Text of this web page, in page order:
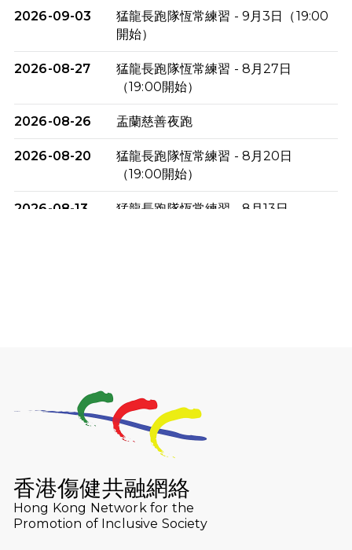
2026-09-03
猛龍長跑隊恆常練習 - 9月3日（19:00
開始）
2026-08-27
猛龍長跑隊恆常練習 - 8月27日
（19:00開始）
2026-08-26 盂蘭慈善夜跑
2026-08-20
猛龍長跑隊恆常練習 - 8月20日
（19:00開始）
2026-08-13
猛龍長跑隊恆常練習 - 8月13日
2026-07-23
猛龍長跑隊恆常練習 - 7月23日
（19:00開始）
猛龍長跑隊恆常練習 - 7月16日
2026-07-10
【猛龍戈壁118公里分享暨香港傷健共
融網絡15周年晚宴】
香港傷健共融網絡
Hong Kong Network for the
Promotion of Inclusive Society